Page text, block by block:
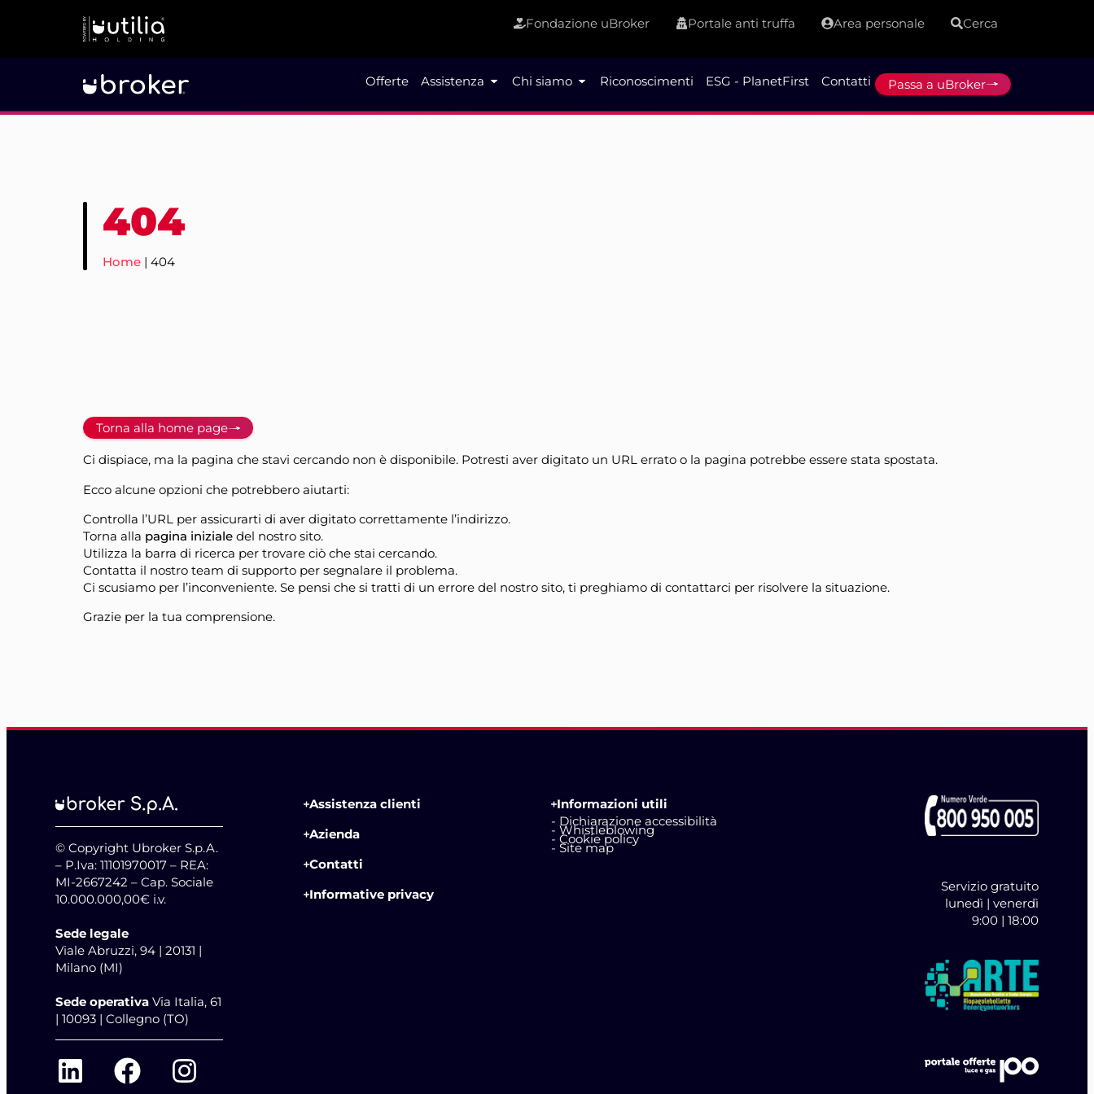
Fondazione uBroker Portale anti truffa Area personale Cerca
Offerte Assistenza Chi siamo Riconoscimenti ESG - PlanetFirst Contatti Passa a uBroker
404
Home |404
Torna alla home page
Ci dispiace, ma la pagina che stavi cercando non è disponibile. Potresti aver digitato un URL errato o la pagina potrebbe essere stata spostata.
Ecco alcune opzioni che potrebbero aiutarti:
Controlla l’URL per assicurarti di aver digitato correttamente l’indirizzo.
Torna alla pagina iniziale del nostro sito.
Utilizza la barra di ricerca per trovare ciò che stai cercando.
Contatta il nostro team di supporto per segnalare il problema.
Ci scusiamo per l’inconveniente. Se pensi che si tratti di un errore del nostro sito, ti preghiamo di contattarci per risolvere la situazione.
Grazie per la tua comprensione.
© Copyright Ubroker S.p.A.
– P.Iva: 11101970017 – REA:
MI-2667242 – Cap. Sociale
10.000.000,00€ i.v.
Sede legale
Viale Abruzzi, 94 | 20131 |
Milano (MI)
Sede operativa Via Italia, 61
| 10093 | Collegno (TO)
Assistenza clienti
Azienda
Contatti
Informative privacy
Informazioni utili
- Dichiarazione accessibilità
- Whistleblowing
- Cookie policy
- Site map
Servizio gratuito
lunedì | venerdì
9:00 | 18:00